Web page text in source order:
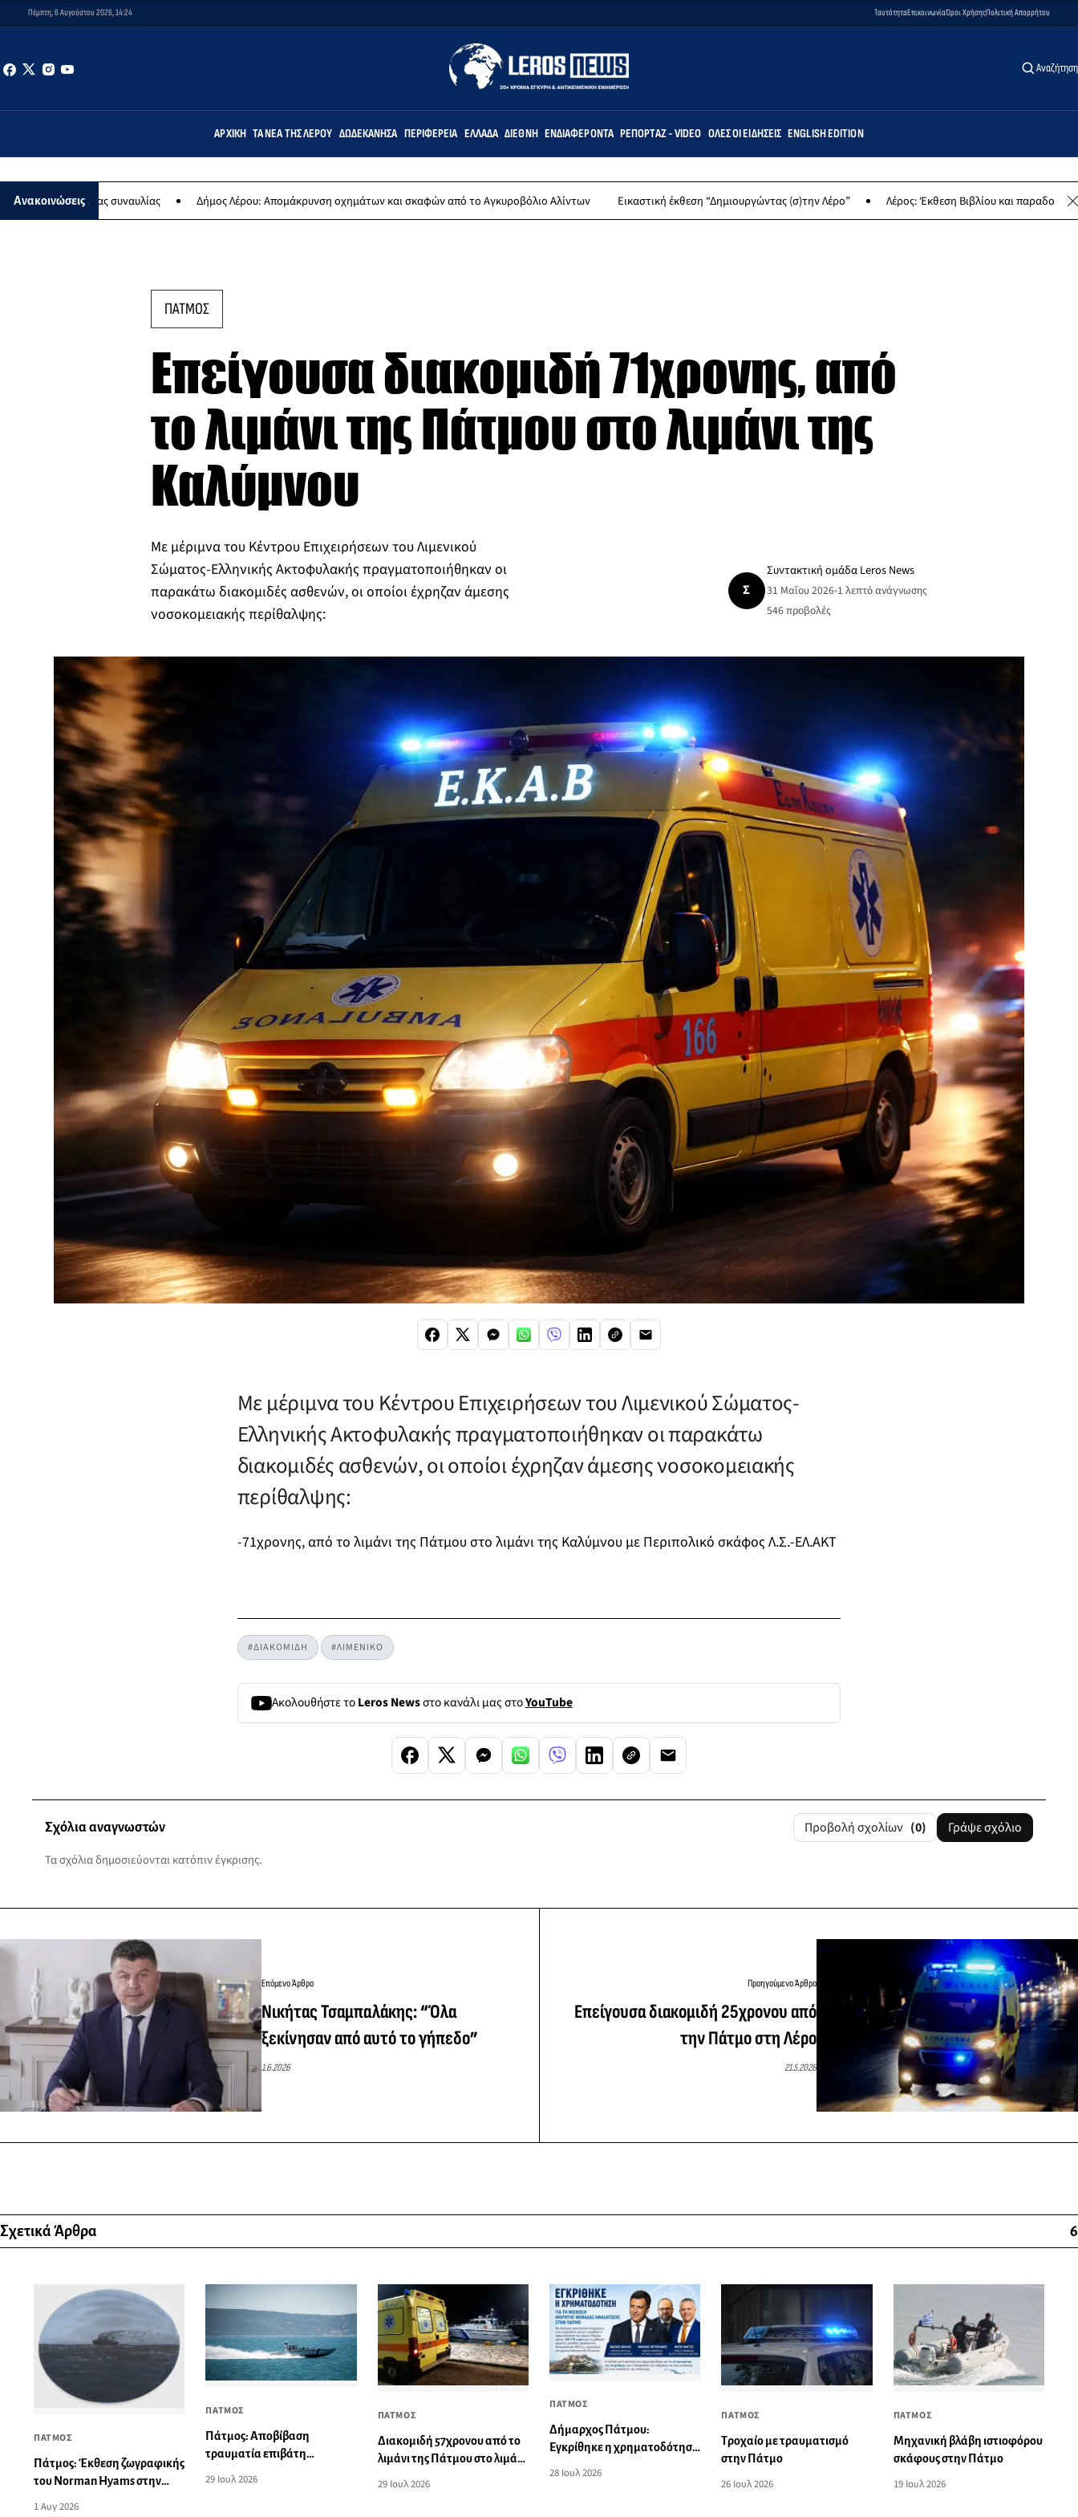
Πέμπτη, 6 Αυγούστου 2026, 14:24 ΤαυτότηταΕπικοινωνίαΌροι ΧρήσηςΠολιτική Απορρήτου
Αναζήτηση
ΑΡΧΙΚΉ ΤΑ ΝΈΑ ΤΗΣ ΛΈΡΟΥ ΔΩΔΕΚΆΝΗΣΑ ΠΕΡΙΦΈΡΕΙΑ ΕΛΛΆΔΑ ΔΙΕΘΝΉ ΕΝΔΙΑΦΈΡΟΝΤΑ ΡΕΠΟΡΤΆΖ - VIDEO ΌΛΕΣ ΟΙ ΕΙΔΉΣΕΙΣ ENGLISH EDITION
Ανακοινώσεις
ετήσιας συναυλίας Δήμος Λέρου: Απομάκρυνση οχημάτων και σκαφών από το Αγκυροβόλιο Αλίντων Εικαστική έκθεση “Δημιουργώντας (σ)την Λέρο” Λέρος: Έκθεση Βιβλίου και παραδοσιακών γλυκών
ΠΑΤΜΟΣ
Επείγουσα διακομιδή 71χρονης, από
το λιμάνι της Πάτμου στο λιμάνι της
Καλύμνου
Με μέριμνα του Κέντρου Επιχειρήσεων του Λιμενικού
Σώματος-Ελληνικής Ακτοφυλακής πραγματοποιήθηκαν οι
παρακάτω διακομιδές ασθενών, οι οποίοι έχρηζαν άμεσης
νοσοκομειακής περίθαλψης:
Σ
Συντακτική ομάδα Leros News
31 Μαΐου 2026•1 λεπτό ανάγνωσης
546προβολές
Με μέριμνα του Κέντρου Επιχειρήσεων του Λιμενικού Σώματος-
Ελληνικής Ακτοφυλακής πραγματοποιήθηκαν οι παρακάτω
διακομιδές ασθενών, οι οποίοι έχρηζαν άμεσης νοσοκομειακής
περίθαλψης:
-71χρονης, από το λιμάνι της Πάτμου στο λιμάνι της Καλύμνου με Περιπολικό σκάφος Λ.Σ.-ΕΛ.ΑΚΤ
#ΔΙΑΚΟΜΙΔΗ #ΛΙΜΕΝΙΚΟ
Ακολουθήστε τοLeros Newsστο κανάλι μας στοYouTube
Σχόλια αναγνωστών Προβολή σχολίων (0) Γράψε σχόλιο
Τα σχόλια δημοσιεύονται κατόπιν έγκρισης.
Επόμενο Άρθρο
Νικήτας Τσαμπαλάκης: “Όλα
ξεκίνησαν από αυτό το γήπεδο”
1.6.2026
Προηγούμενο Άρθρο
Επείγουσα διακομιδή 25χρονου από
την Πάτμο στη Λέρο
21.5.2026
Σχετικά Άρθρα 6
ΠΑΤΜΟΣ
Πάτμος: Έκθεση ζωγραφικής
του Norman Hyams στην
1 Αυγ 2026
ΠΑΤΜΟΣ
Πάτμος: Αποβίβαση
τραυματία επιβάτη
29 Ιουλ 2026
ΠΑΤΜΟΣ
Διακομιδή 57χρονου από το
λιμάνι της Πάτμου στο λιμάνι
29 Ιουλ 2026
ΠΑΤΜΟΣ
Δήμαρχος Πάτμου:
Εγκρίθηκε η χρηματοδότηση
28 Ιουλ 2026
ΠΑΤΜΟΣ
Τροχαίο με τραυματισμό
στην Πάτμο
26 Ιουλ 2026
ΠΑΤΜΟΣ
Μηχανική βλάβη ιστιοφόρου
σκάφους στην Πάτμο
19 Ιουλ 2026